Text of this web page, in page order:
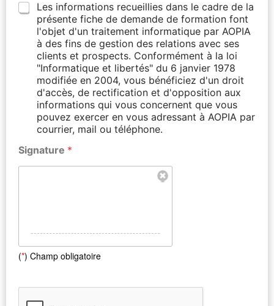
Les informations recueillies dans le cadre de la
présente fiche de demande de formation font
l'objet d'un traitement informatique par AOPIA
à des fins de gestion des relations avec ses
clients et prospects. Conformément à la loi
"Informatique et libertés" du 6 janvier 1978
modifiée en 2004, vous bénéficiez d'un droit
d'accès, de rectification et d'opposition aux
informations qui vous concernent que vous
pouvez exercer en vous adressant à AOPIA par
courrier, mail ou téléphone.
Signature *
(*) Champ obligatoire